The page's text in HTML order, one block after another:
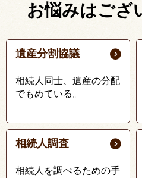
お悩みはござ
遺産分割協議
相続人同士、遺産の分配
でもめている。
相続人調査
相続人を調べるための手